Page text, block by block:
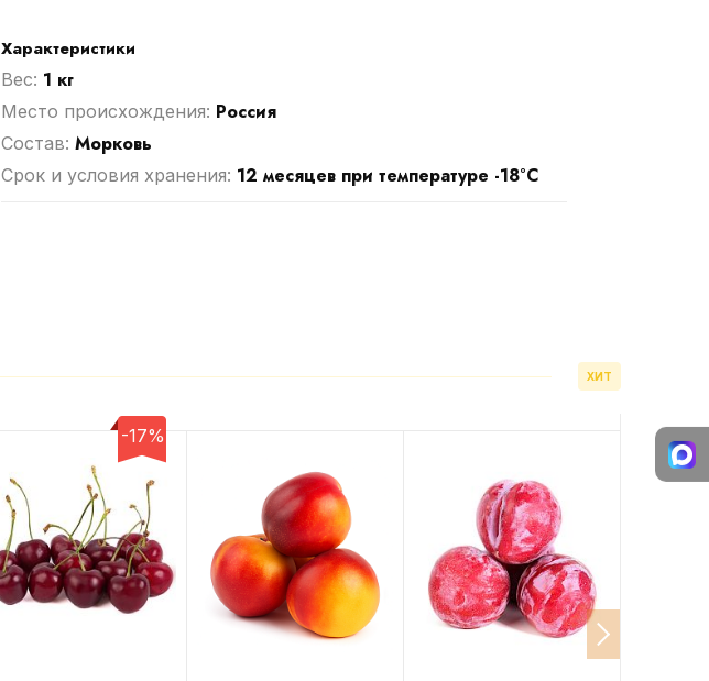
Характеристики
Вес: 1 кг
Место происхождения: Россия
Cостав: Морковь
Срок и условия хранения: 12 месяцев при температуре -18°С
ХИТ
-17%